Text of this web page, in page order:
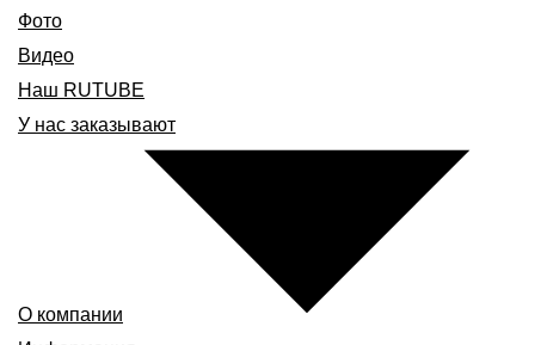
Фото
Видео
Наш RUTUBE
У нас заказывают
О компании